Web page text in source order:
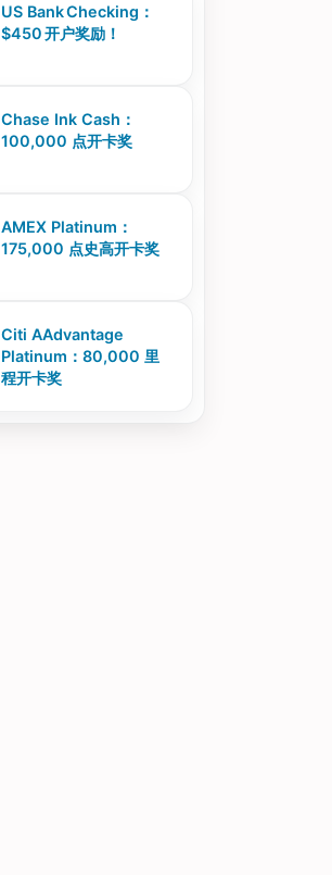
US Bank Checking：
$450 开户奖励！
Chase Ink Cash：
100,000 点开卡奖
AMEX Platinum：
175,000 点史高开卡奖
Citi AAdvantage
Platinum：80,000 里
程开卡奖